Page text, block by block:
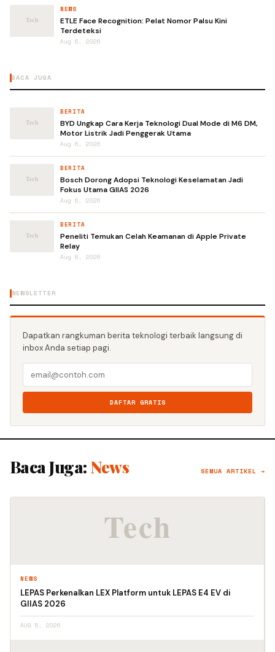
NEWS
ETLE Face Recognition: Pelat Nomor Palsu Kini
Terdeteksi
Aug 6, 2026
BACA JUGA
BERITA
BYD Ungkap Cara Kerja Teknologi Dual Mode di M6 DM,
Motor Listrik Jadi Penggerak Utama
Aug 6, 2026
BERITA
Bosch Dorong Adopsi Teknologi Keselamatan Jadi
Fokus Utama GIIAS 2026
Aug 6, 2026
BERITA
Peneliti Temukan Celah Keamanan di Apple Private
Relay
Aug 6, 2026
NEWSLETTER
Dapatkan rangkuman berita teknologi terbaik langsung di
inbox Anda setiap pagi.
DAFTAR GRATIS
Baca Juga: News SEMUA ARTIKEL →
NEWS
LEPAS Perkenalkan LEX Platform untuk LEPAS E4 EV di
GIIAS 2026
AUG 5, 2026